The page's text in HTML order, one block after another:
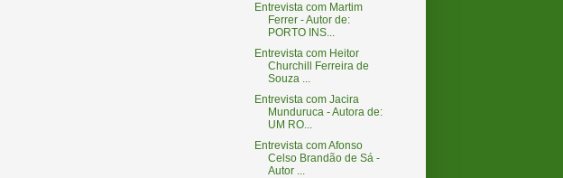
Entrevista com Martim
Ferrer - Autor de:
PORTO INS...
Entrevista com Heitor
Churchill Ferreira de
Souza ...
Entrevista com Jacira
Munduruca - Autora de:
UM RO...
Entrevista com Afonso
Celso Brandão de Sá -
Autor ...